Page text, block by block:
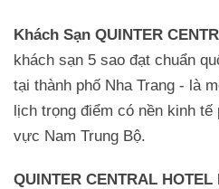
Khách Sạn QUINTER
khách sạn 5 sao đạt chuẩn
tại thành phố Nha Trang - là
lịch trọng điểm có nền kinh
vực Nam Trung Bộ.
QUINTER CENTRAL HOTEL